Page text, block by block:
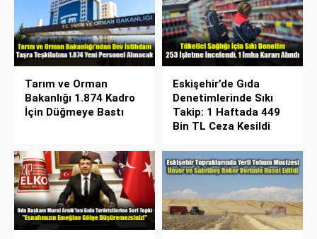
Tarım ve Orman
Bakanlığı 1.874 Kadro
İçin Düğmeye Bastı
Eskişehir’de Gıda
Denetimlerinde Sıkı
Takip: 1 Haftada 449
Bin TL Ceza Kesildi